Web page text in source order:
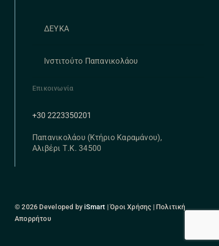
ΔΕΥΚΑ
Ινστιτούτο Παπανικολάου
Επικοινωνία
+30 2223350201
Παπανικολάου (Κτήριο Καραμάνου),
Αλιβέρι Τ.Κ. 34500
© 2026 Developed by iSmart | Όροι Χρήσης | Πολιτική
Απορρήτου